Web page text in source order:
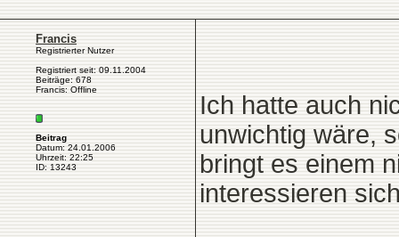
Francis
Registrierter Nutzer
Registriert seit: 09.11.2004
Beiträge: 678
Francis: Offline
Beitrag
Datum: 24.01.2006
Uhrzeit: 22:25
ID: 13243
Ich hatte auch
unwichtig wäre,
bringt es einem
interessieren